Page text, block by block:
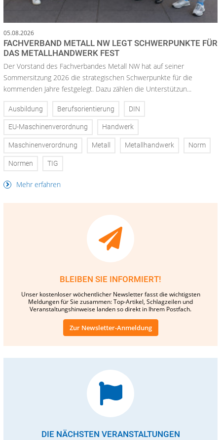
05.08.2026
FACHVERBAND METALL NW LEGT SCHWERPUNKTE FÜR
DAS METALLHANDWERK FEST
Der Vorstand des Fachverbandes Metall NW hat auf seiner
Sommersitzung 2026 die strategischen Schwerpunkte für die
kommenden Jahre festgelegt. Dazu zählen die Unterstützun...
Ausbildung Berufsorientierung DIN
EU-Maschinenverordnung Handwerk
Maschinenverordnung Metall Metallhandwerk Norm
Normen TIG
Mehr erfahren
BLEIBEN SIE INFORMIERT!
Unser kostenloser wöchentlicher Newsletter fasst die wichtigsten
Meldungen für Sie zusammen: Top-Artikel, Schlagzeilen und
Veranstaltungshinweise landen so direkt in Ihrem Postfach.
Zur Newsletter-Anmeldung
DIE NÄCHSTEN VERANSTALTUNGEN